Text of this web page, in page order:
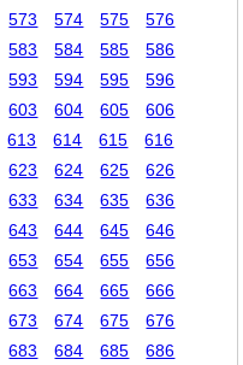
573 574 575
576
583 584 585
586
593 594 595
596
603 604 605
606
613 614 615
616
623 624 625
626
633 634 635
636
643 644 645
646
653 654 655
656
663 664 665
666
673 674 675
676
683 684 685
686